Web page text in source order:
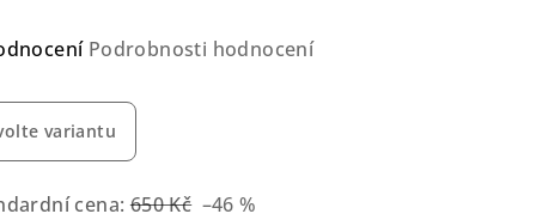
Podrobnosti hodnocení
variantu
cena: 650 Kč –46 %